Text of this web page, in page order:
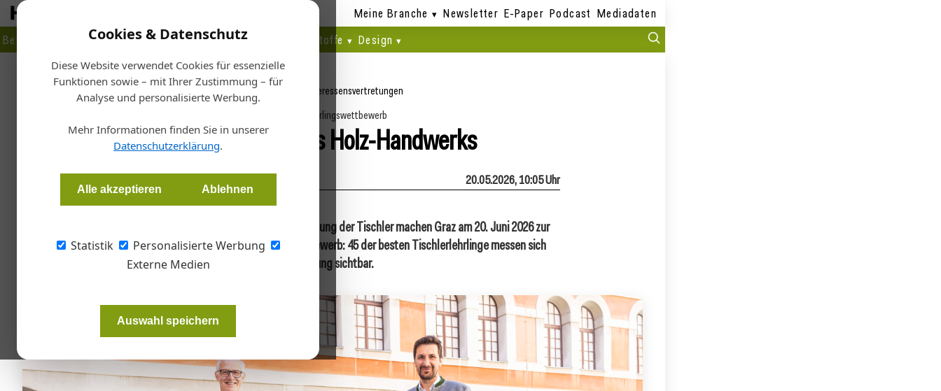
Cookies & Datenschutz
Diese Website verwendet Cookies für essenzielle
Funktionen sowie – mit Ihrer Zustimmung – für
Analyse und personalisierte Werbung.
Mehr Informationen finden Sie in unserer
Datenschutzerklärung.
Alle akzeptieren Ablehnen
Statistik
Personalisierte Werbung
Externe Medien
Auswahl speichern
Meine Branche Newsletter E-Paper Podcast Mediadaten
Betrieb
Planen Bauen Fertigen Bau- + Werkstoffe Design
Interessensvertretungen
Bundeslehrlingswettbewerb
Hauptstadt des Holz-Handwerks
20.05.2026, 10:05 Uhr
VERANSTALTUNG Die Bundes- und Landesinnung der Tischler machen Graz am 20. Juni 2026 zur
Bühne für Österreichs größten Lehrlingswettbewerb: 45 der besten Tischlerlehrlinge messen sich
hier und machen die Stärke der dualen Ausbildung sichtbar.